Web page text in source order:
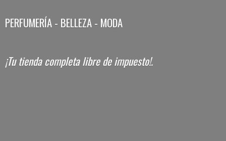
PERFUMERÍA - BELLEZA - MODA
¡Tu tienda completa librede impuesto!.